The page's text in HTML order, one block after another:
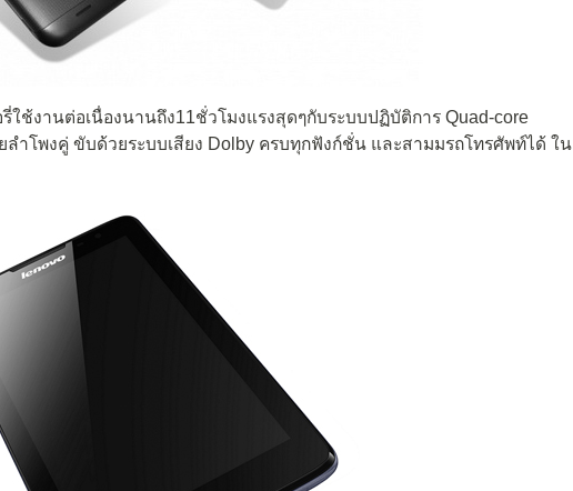
ใช้งานต่อเนื่องนานถึง11ชั่วโมงแรงสุดๆกับระบบปฏิบัติการ Quad-core
ลำโพงคู่ ขับด้วยระบบเสียง Dolby ครบทุกฟังก์ชั่น และสามมรถโทรศัพท์ได้ ใน